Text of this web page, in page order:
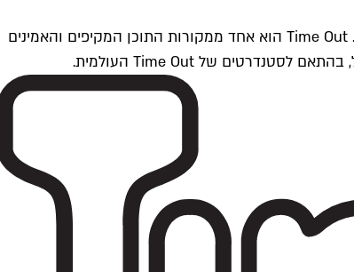
Time Outתל אביב הוא חלק מרשת Time Out Global — רשת מדיה בינלאומית הפועלת ב-360 ערים מרכזיות וב-60 מדינות ברחבי העולם. Time Out הוא אחד ממקורות התוכן המקיפים והאמינים